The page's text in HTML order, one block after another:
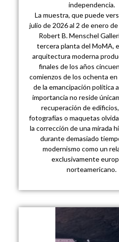
independencia.
La muestra, que puede
julio de 2026 al 2 de enero
Robert B. Menschel
tercera planta del MoMA,
arquitectura moderna
finales de los años
comienzos de los ochenta
de la emancipación política
importancia no reside
recuperación de
fotografías o maquetas
la corrección de una mirada
durante demasiado
modernismo como un
exclusivamente
norteamericano.